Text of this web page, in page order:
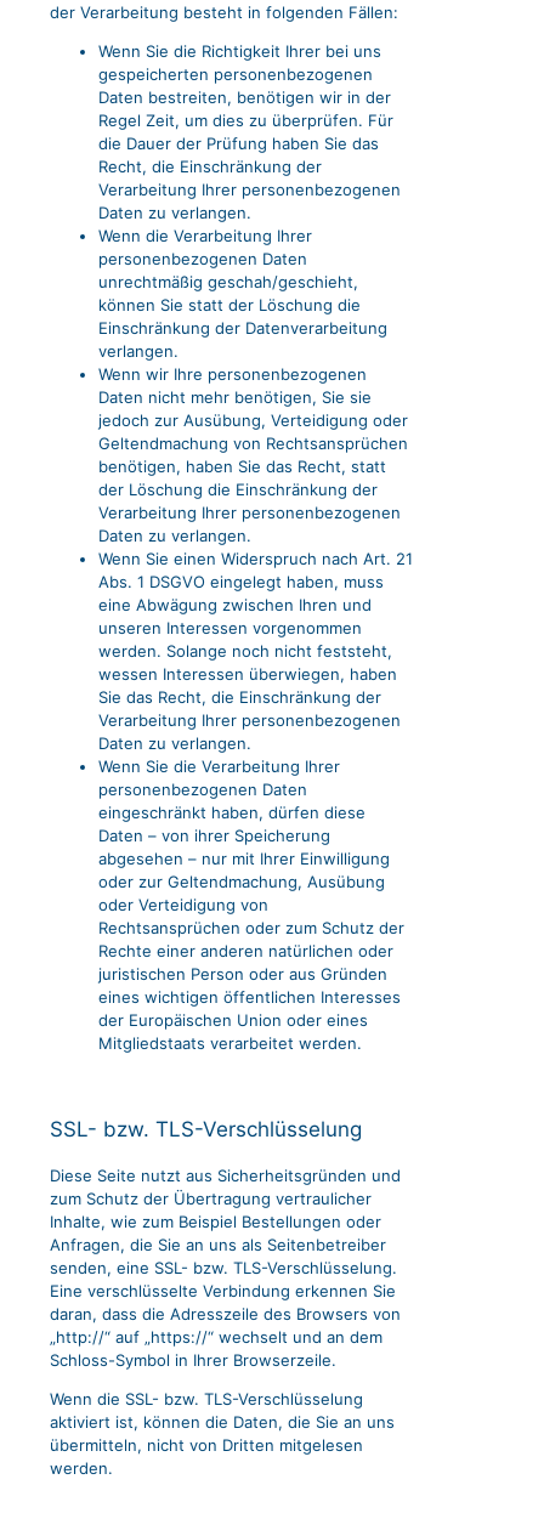
der Verarbeitung besteht in folgenden Fällen:
Wenn Sie die Richtigkeit Ihrer bei uns
gespeicherten personenbezogenen
Daten bestreiten, benötigen wir in der
Regel Zeit, um dies zu überprüfen. Für
die Dauer der Prüfung haben Sie das
Recht, die Einschränkung der
Verarbeitung Ihrer personenbezogenen
Daten zu verlangen.
Wenn die Verarbeitung Ihrer
personenbezogenen Daten
unrechtmäßig geschah/geschieht,
können Sie statt der Löschung die
Einschränkung der Datenverarbeitung
verlangen.
Wenn wir Ihre personenbezogenen
Daten nicht mehr benötigen, Sie sie
jedoch zur Ausübung, Verteidigung oder
Geltendmachung von Rechtsansprüchen
benötigen, haben Sie das Recht, statt
der Löschung die Einschränkung der
Verarbeitung Ihrer personenbezogenen
Daten zu verlangen.
Wenn Sie einen Widerspruch nach Art. 21
Abs. 1 DSGVO eingelegt haben, muss
eine Abwägung zwischen Ihren und
unseren Interessen vorgenommen
werden. Solange noch nicht feststeht,
wessen Interessen überwiegen, haben
Sie das Recht, die Einschränkung der
Verarbeitung Ihrer personenbezogenen
Daten zu verlangen.
Wenn Sie die Verarbeitung Ihrer
personenbezogenen Daten
eingeschränkt haben, dürfen diese
Daten – von ihrer Speicherung
abgesehen – nur mit Ihrer Einwilligung
oder zur Geltendmachung, Ausübung
oder Verteidigung von
Rechtsansprüchen oder zum Schutz der
Rechte einer anderen natürlichen oder
juristischen Person oder aus Gründen
eines wichtigen öffentlichen Interesses
der Europäischen Union oder eines
Mitgliedstaats verarbeitet werden.
SSL- bzw. TLS-Verschlüsselung
Diese Seite nutzt aus Sicherheitsgründen und
zum Schutz der Übertragung vertraulicher
Inhalte, wie zum Beispiel Bestellungen oder
Anfragen, die Sie an uns als Seitenbetreiber
senden, eine SSL- bzw. TLS-Verschlüsselung.
Eine verschlüsselte Verbindung erkennen Sie
daran, dass die Adresszeile des Browsers von
„http://“ auf „https://“ wechselt und an dem
Schloss-Symbol in Ihrer Browserzeile.
Wenn die SSL- bzw. TLS-Verschlüsselung
aktiviert ist, können die Daten, die Sie an uns
übermitteln, nicht von Dritten mitgelesen
werden.